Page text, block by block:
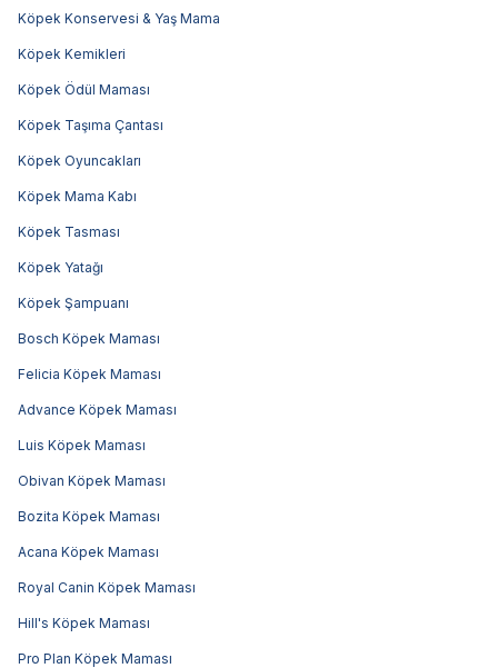
Köpek Konservesi & Yaş Mama
Köpek Kemikleri
Köpek Ödül Maması
Köpek Taşıma Çantası
Köpek Oyuncakları
Köpek Mama Kabı
Köpek Tasması
Köpek Yatağı
Köpek Şampuanı
Bosch Köpek Maması
Felicia Köpek Maması
Advance Köpek Maması
Luis Köpek Maması
Obivan Köpek Maması
Bozita Köpek Maması
Acana Köpek Maması
Royal Canin Köpek Maması
Hill's Köpek Maması
Pro Plan Köpek Maması